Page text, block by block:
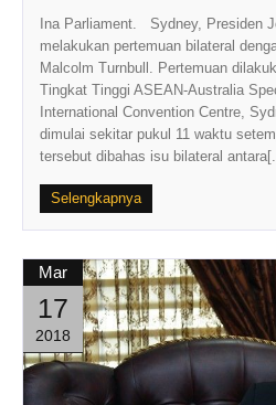
Ina Parliament. Sydney, Presiden
melakukan pertemuan bilateral
Malcolm Turnbull. Pertemuan
Tingkat Tinggi ASEAN-Australia
International Convention Centre,
dimulai sekitar pukul 11 waktu
tersebut dibahas isu bilateral
Selengkapnya
Mar
17
2018